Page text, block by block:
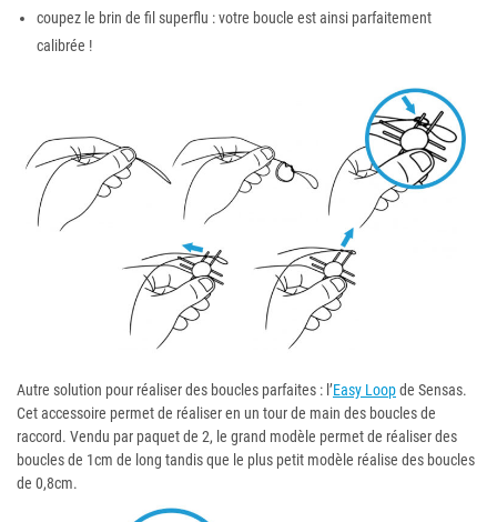
coupez le brin de fil superflu : votre boucle est ainsi parfaitement
calibrée !
Autre solution pour réaliser des boucles parfaites : l’Easy Loopde Sensas.
Cet accessoire permet de réaliser en un tour de main des boucles de
raccord. Vendu par paquet de 2, le grand modèle permet de réaliser des
boucles de 1cm de long tandis que le plus petit modèle réalise des boucles
de 0,8cm.